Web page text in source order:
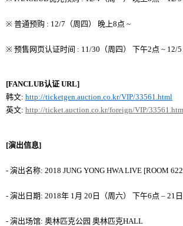
※ 普通预购 : 12/7 （周四 ） 晚 上8 点 ~
※ 预售 网页认证时间 : 11/30 （周四 ） 下午2 点 ~ 12/5
[FANCLUB认证 URL]
韩文: http://ticketgen.auction.co.kr/VIP/33561.html
英文: http://ticket.auction.co.kr/foreign/VIP/
[演出信息]
- 演出名称: 2018 JUNG YONG HWA LIVE [ROOM
- 演出日期: 2018年 1 月 20 日 （周六） 下午6 点 – 21 日
- 演出场馆: 奥林匹克公园 奥林匹克HALL